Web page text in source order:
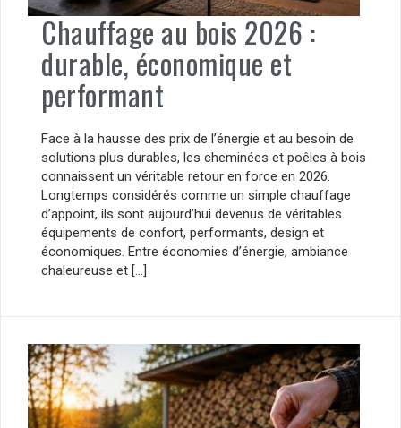
Chauffage au bois 2026 :
durable, économique et
performant
Face à la hausse des prix de l’énergie et au besoin de
solutions plus durables, les cheminées et poêles à bois
connaissent un véritable retour en force en 2026.
Longtemps considérés comme un simple chauffage
d’appoint, ils sont aujourd’hui devenus de véritables
équipements de confort, performants, design et
économiques. Entre économies d’énergie, ambiance
chaleureuse et […]